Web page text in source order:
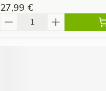
27,99 €
Quantité